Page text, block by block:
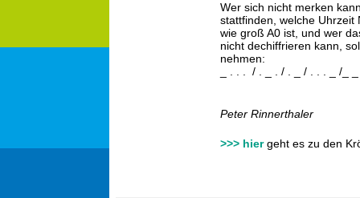
Wer sich nicht merken
stattfinden, welche Uhrzeit
wie groß A0 ist, und wer
nicht dechiffrieren kann,
nehmen:
_ . . . / . _ . / . _ / . . . _ /_
Peter Rinnerthaler
>>> hiergeht es zu den